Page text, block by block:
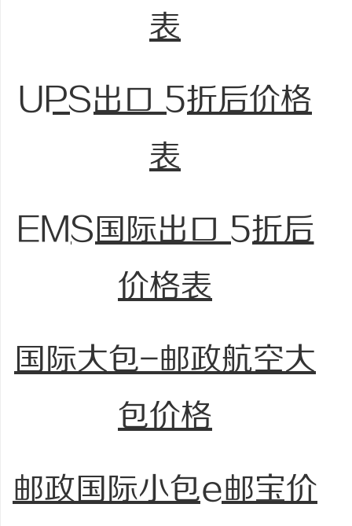
表
UPS出口 5折后价格
表
EMS国际出口 5折后
价格表
国际大包-邮政航空大
包价格
邮政国际小包e邮宝价